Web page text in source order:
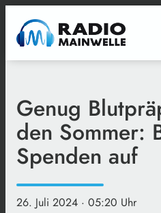
Genug
den Sommer:
Spenden auf
26. Juli 2024 · 05:20 Uhr